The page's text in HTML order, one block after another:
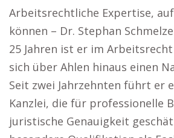
Arbeitsrechtliche Expertise,
können – Dr. Stephan
25 Jahren ist er im
sich über Ahlen hinaus einen
Seit zwei Jahrzehnten führt er
Kanzlei, die für professionelle
juristische Genauigkeit